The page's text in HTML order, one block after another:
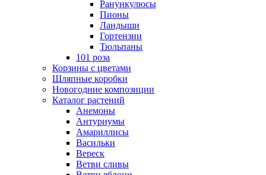
Ранункулюсы
Пионы
Ландыши
Гортензии
Тюльпаны
101 роза
Корзины с цветами
Шляпные коробки
Новогодние композиции
Каталог растений
Анемоны
Антуриумы
Амариллисы
Васильки
Вереск
Ветви сливы